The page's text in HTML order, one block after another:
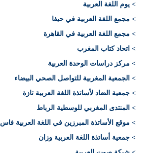
> يوم اللغة العربية
> مجمع اللغة العربية في حيفا
> مجمع اللغة العربية في القاهرة
> اتحاد كتاب المغرب
> مركز دراسات الوحدة العربية
> الجمعية المغربية للتواصل الصحي البيضاء
> جمعية الضاد لأساتذة اللغة العربية تازة
> المنتدى المغربي للوسطية الرباط
> موقع الأساتذة المبرزين في اللغة العربية فاس
> جمعية أساتذة اللغة العربية وزان